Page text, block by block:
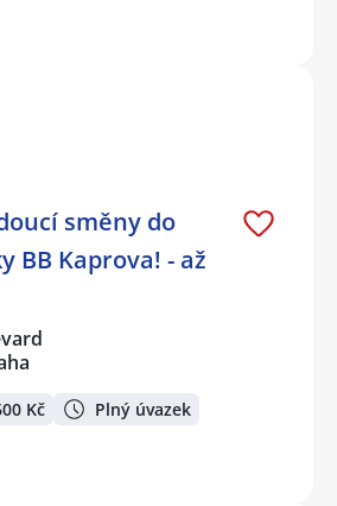
směny do
BB Kaprova! - až
Kč Plný úvazek